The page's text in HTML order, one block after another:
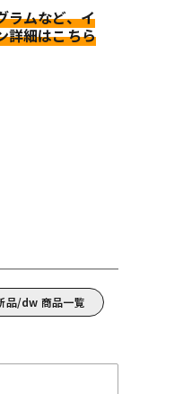
ラムなど、イ
詳細はこちら
品/dw 商品一覧